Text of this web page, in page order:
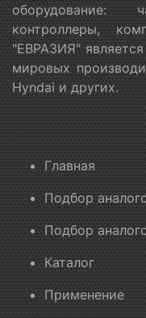
оборудование:
контроллеры,
"ЕВРАЗИЯ"
мировых
Hyndai и других.
Главная
Подбор
Подбор
Каталог
Применение